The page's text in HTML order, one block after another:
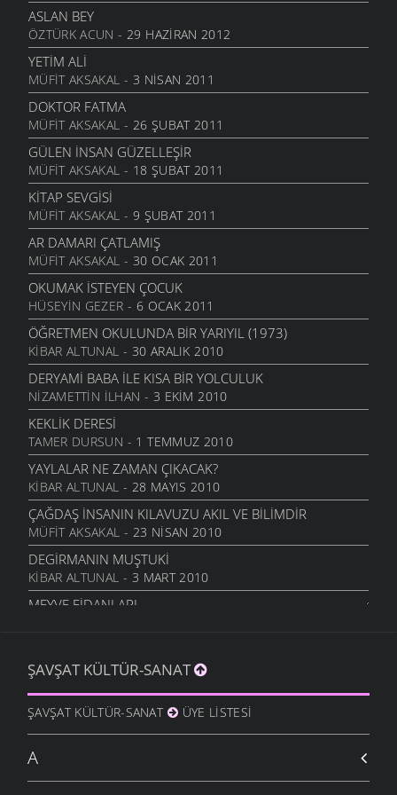
ŞIIRLER - 23 NISAN 2009
İSTANBUL
ŞIIRLER- 9 NISAN 2009
VAYNA DESTANI (ANAM GÜLHANIM)
ŞIIRLER- 7 NISAN 2009
GURBET
ŞIIRLER - 7 NISAN 2009
KRIZ
ŞIIRLER- 5 NISAN 2009
ARTVINLI
ŞIIRLER - 5 NISAN 2009
TÜRKIYEM
ŞIIRLER- 1 NISAN 2009
ANNELER GÜNÜ ÜZERINE
ŞIIRLER- 31 MART 2009
AĞLAR GÖRDÜM DÜNYAYI
ŞIIRLER - 29 MART 2009
İNSANLIK
ŞIIRLER - 27 MART 2009
ASLAN BEY
ÖZTÜRK ACUN - 29 HAZIRAN 2012
YETIM ALI
MÜFIT AKSAKAL - 3 NISAN 2011
DOKTOR FATMA
MÜFIT AKSAKAL - 26 ŞUBAT 2011
GÜLEN İNSAN GÜZELLEŞIR
MÜFIT AKSAKAL - 18 ŞUBAT 2011
KITAP SEVGISI
MÜFIT AKSAKAL - 9 ŞUBAT 2011
AR DAMARI ÇATLAMIŞ
MÜFIT AKSAKAL - 30 OCAK 2011
OKUMAK İSTEYEN ÇOCUK
HÜSEYIN GEZER - 6 OCAK 2011
ÖĞRETMEN OKULUNDA BIR YARIYIL (1973)
KIBAR ALTUNAL - 30 ARALIK 2010
DERYAMI BABA İLE KISA BIR YOLCULUK
NIZAMETTIN İLHAN - 3 EKIM 2010
KEKLIK DERESI
TAMER DURSUN - 1 TEMMUZ 2010
YAYLALAR NE ZAMAN ÇIKACAK?
KIBAR ALTUNAL - 28 MAYIS 2010
ÇAĞDAŞ İNSANIN KILAVUZU AKIL VE BILIMDIR
MÜFIT AKSAKAL - 23 NISAN 2010
DEGIRMANIN MUŞTUKI
KIBAR ALTUNAL - 3 MART 2010
MEYVE FIDANLARI
ŞAVŞAT.COM- 11 OCAK 2010
ZAMAN KIRALIKMIŞ MEĞER
İSMET ACI- 9 OCAK 2010
DÜŞÜNCEYI BEYNI İLE BEYNIMIZE KAZDI
İSMET ACI
KÖYE GIDELIM
ŞAVŞAT KÜLTÜR-SANAT
ŞAVŞAT KÜLTÜR-SANAT ÜYE LISTESI
A